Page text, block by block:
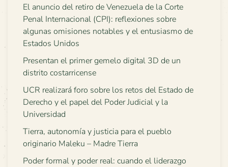
El anuncio del retiro de Venezuela de la Corte
Penal Internacional (CPI): reflexiones sobre
algunas omisiones notables y el entusiasmo de
Estados Unidos
Presentan el primer gemelo digital 3D de un
distrito costarricense
UCR realizará foro sobre los retos del Estado de
Derecho y el papel del Poder Judicial y la
Universidad
Tierra, autonomía y justicia para el pueblo
originario Maleku – Madre Tierra
Poder formal y poder real: cuando el liderazgo